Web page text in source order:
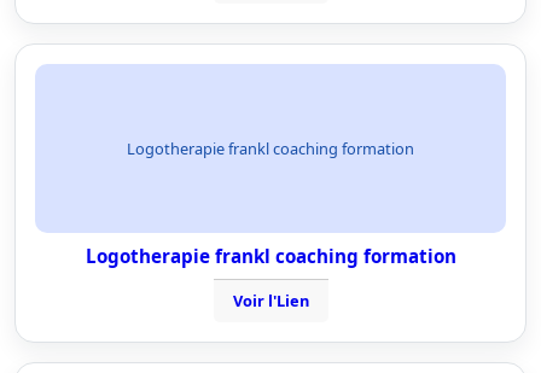
Logotherapie frankl coaching formation
Logotherapie frankl coaching formation
Voir l'Lien